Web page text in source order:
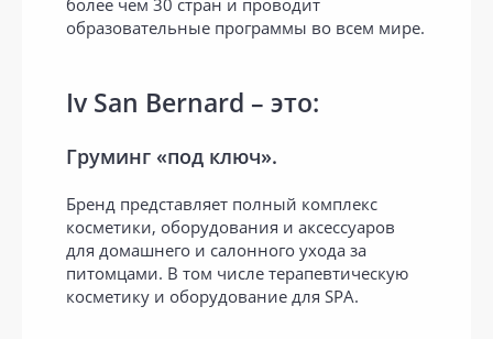
более чем 30 стран и проводит
образовательные программы во всем мире.
Iv San Bernard – это:
Груминг «под ключ».
Бренд представляет полный комплекс
косметики, оборудования и аксессуаров
для домашнего и салонного ухода за
питомцами. В том числе терапевтическую
косметику и оборудование для SPA.